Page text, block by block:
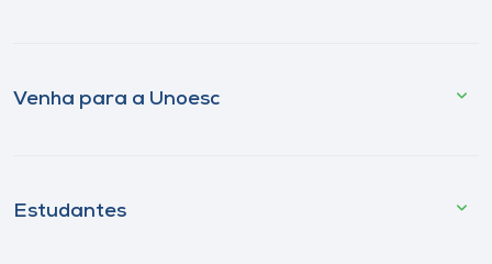
Venha para a Unoesc
Estudantes